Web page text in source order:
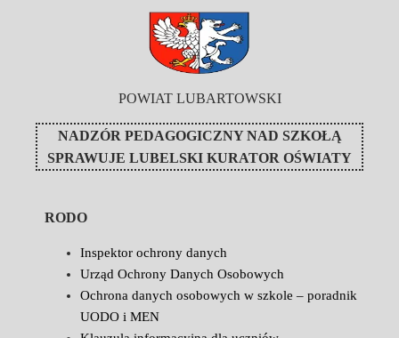
POWIAT LUBARTOWSKI
NADZÓR PEDAGOGICZNY NAD SZKOŁĄ
SPRAWUJE LUBELSKI KURATOR OŚWIATY
RODO
Inspektor ochrony danych
Urząd Ochrony Danych Osobowych
Ochrona danych osobowych w szkole – poradnik
UODO i MEN